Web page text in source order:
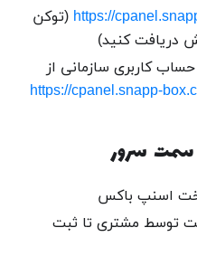
https:// (توکن
دریافت کنید)
کاربری سازمانی از
https://cpanel.snapp-
سمت سرور
اسنپ باکس
توسط مشتری تا ثبت